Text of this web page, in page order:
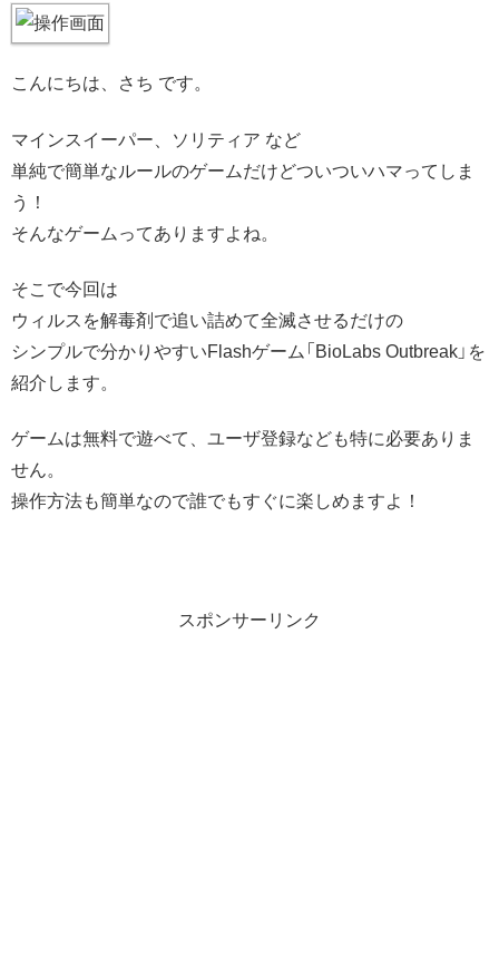
こんにちは、さち です。
マインスイーパー、ソリティア など
単純で簡単なルールのゲームだけどついついハマってしま
う！
そんなゲームってありますよね。
そこで今回は
ウィルスを解毒剤で追い詰めて全滅させるだけの
シンプルで分かりやすいFlashゲーム「BioLabs Outbreak」を
紹介します。
ゲームは無料で遊べて、ユーザ登録なども特に必要ありま
せん。
操作方法も簡単なので誰でもすぐに楽しめますよ！
スポンサーリンク